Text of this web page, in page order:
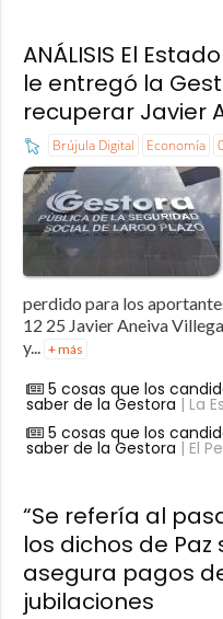
ANÁLISIS El
le entregó la
recuperar Javier
Brújula Digital Economía
perdido para los
12 25 Javier Aneiva
y... + más
5 cosas que los
saber de la Gestora | La
5 cosas que los
saber de la Gestora | El
“Se refería al
los dichos de
asegura pagos
jubilaciones